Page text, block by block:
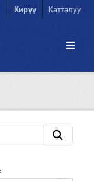
Кирүү Катталуу